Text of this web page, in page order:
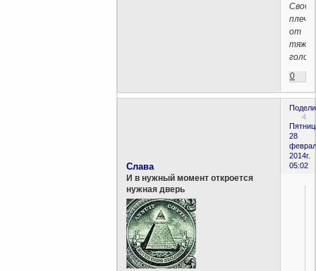
плеч
от
0
4
28
2014г.
05:02
Слава
И в нужный момент откроется
нужная дверь